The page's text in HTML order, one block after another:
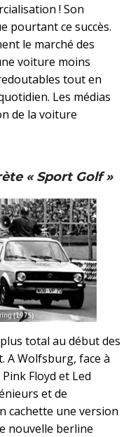
! Son
pourtant ce succès.
le marché des
voiture moins
tout en
Les médias
de la voiture
« Sport Golf »
total au début des
A Wolfsburg, face à
Floyd et Led
et de
cachette une version
nouvelle berline